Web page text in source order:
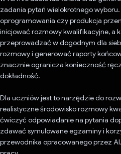
zadania pytań wielokrotnego
oprogramowania czy produkcja
inicjować rozmowy kwalifikacyjne, a
przeprowadzać w dogodnym dla
rozmowy i generować raporty
znacznie ogranicza konieczność
dokładność.
Dla uczniów jest to narzędzie do
realistyczne środowisko rozmowy
ćwiczyć odpowiadanie na pytania
zdawać symulowane egzaminy i
przewodnika opracowanego przez